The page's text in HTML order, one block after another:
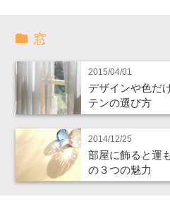
窓
2015/04/01
デザインや色だ
テンの選び方
2014/12/25
部屋に飾ると運
の３つの魅力